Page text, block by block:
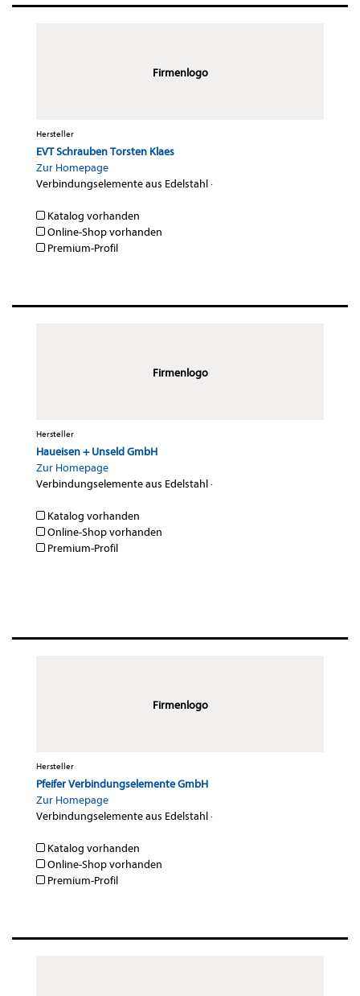
Firmenlogo
Hersteller
EVT Schrauben Torsten Klaes
Zur Homepage
Verbindungselemente aus Edelstahl·
Katalog vorhanden
Online-Shop vorhanden
Premium-Profil
Firmenlogo
Hersteller
Haueisen + Unseld GmbH
Zur Homepage
Verbindungselemente aus Edelstahl·
Katalog vorhanden
Online-Shop vorhanden
Premium-Profil
Firmenlogo
Hersteller
Pfeifer Verbindungselemente GmbH
Zur Homepage
Verbindungselemente aus Edelstahl·
Katalog vorhanden
Online-Shop vorhanden
Premium-Profil